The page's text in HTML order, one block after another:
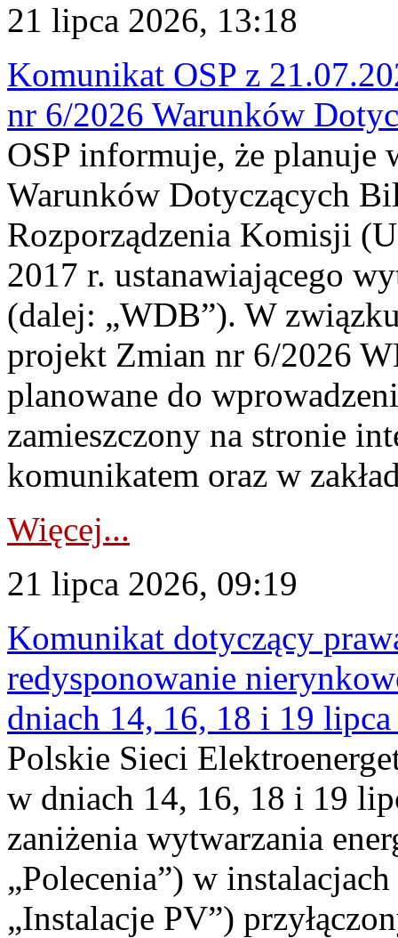
21 lipca 2026, 13:18
Komunikat OSP z
nr 6/2026 Warunków
OSP informuje, że planuje
Warunków Dotyczących
Rozporządzenia Komisji
2017 r. ustanawiającego
(dalej: „WDB”). W
projekt Zmian nr 6/2026
planowane do
zamieszczony na stronie
komunikatem oraz w
Więcej...
21 lipca 2026, 09:19
Komunikat dotyczący
redysponowanie
dniach 14, 16, 18 i 19
Polskie Sieci
w dniach 14, 16, 18 i 19
zaniżenia wytwarzania
„Polecenia”) w
„Instalacje PV”)